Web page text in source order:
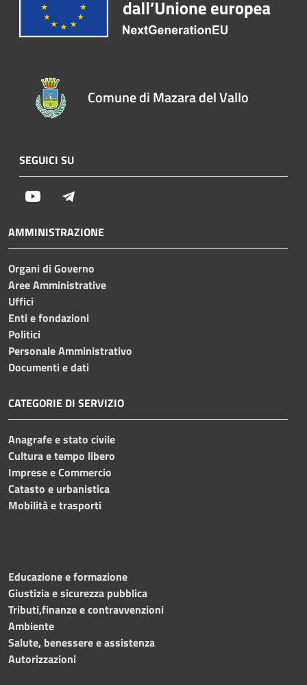
Comune di Mazara del Vallo
SEGUICI SU
Youtube
AMMINISTRAZIONE
Organi di Governo
Aree Amministrative
Uffici
Enti e fondazioni
Politici
Personale Amministrativo
Documenti e dati
CATEGORIE DI SERVIZIO
Anagrafe e stato civile
Cultura e tempo libero
Imprese e Commercio
Catasto e urbanistica
Mobilità e trasporti
Educazione e formazione
Giustizia e sicurezza pubblica
Tributi,finanze e contravvenzioni
Ambiente
Salute, benessere e assistenza
Autorizzazioni